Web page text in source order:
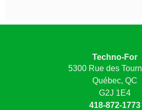
Techno-For
5300 Rue des
Québec, QC
G2J 1E4
418-872-1773